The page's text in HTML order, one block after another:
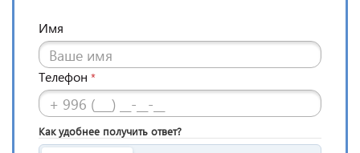
Имя
Телефон *
Как удобнее получить ответ?